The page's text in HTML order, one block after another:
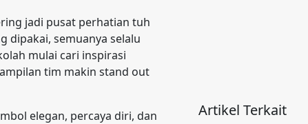
jadi pusat perhatian tuh
dipakai, semuanya selalu
mulai cari inspirasi
tim makin stand out
elegan, percaya diri, dan
Artikel Terkait